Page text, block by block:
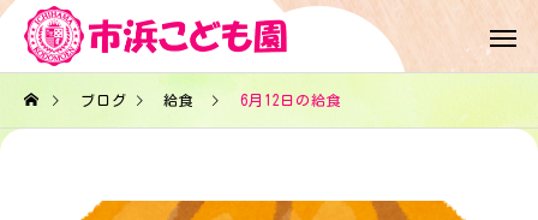
ブログ 給食 6月12日の給食